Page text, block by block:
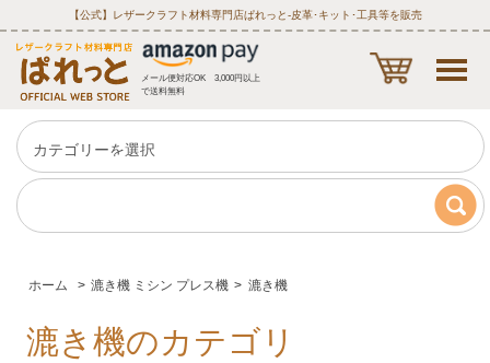
【公式】レザークラフト材料専門店ぱれっと‐皮革･キット･工具等を販売
メール便対応OK 3,000円以上
で送料無料
ホーム > 漉き機 ミシン プレス機 > 漉き機
漉き機のカテゴリ